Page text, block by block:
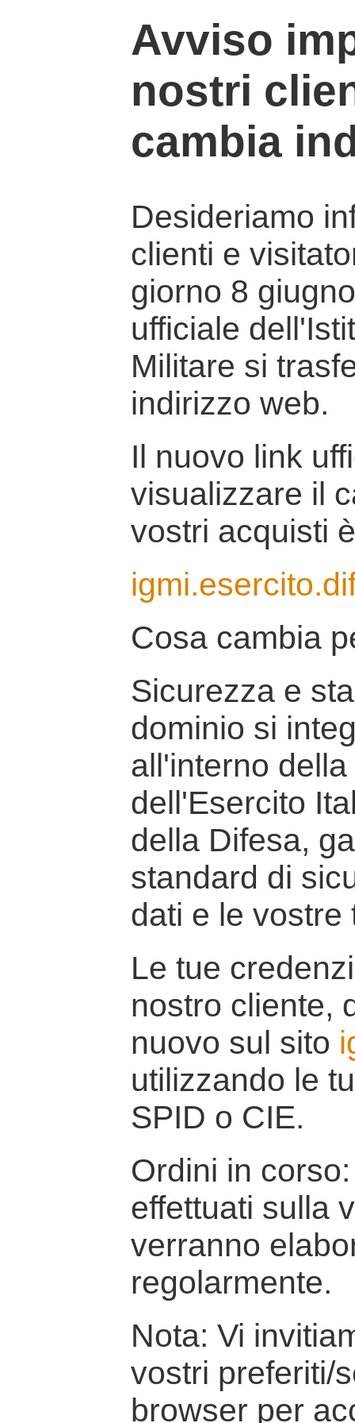
Avviso
nostri
cambia
Desideriamo
clienti e
giorno 8
ufficiale
Militare si
indirizzo web.
Il nuovo link
visualizzare il
vostri acquisti
Cosa cambia
Sicurezza e
dominio si
all'interno
dell'Esercito
della Difesa,
standard di
dati e le vostre
Le tue
nostro cliente,
nuovo sul sito
utilizzando le
SPID o CIE.
Ordini in
effettuati sulla
verranno
regolarmente.
Nota: Vi
vostri preferiti/
browser per